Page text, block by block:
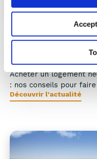
DEVENIR
ENTRE RÉSIDENCE
Acheter un logement
: nos conseils pour
Découvrir l'actualité